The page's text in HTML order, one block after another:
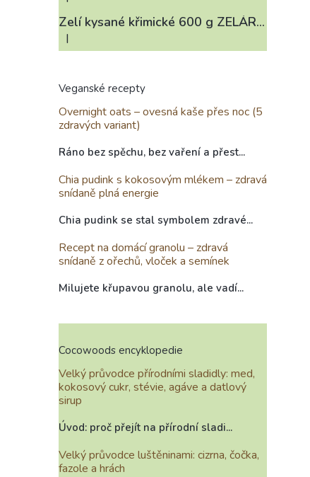
Zelí kysané křimické 600 g ZELÁRNA LOBKOWICZ
Hodnocení produktu je 4 z 5 hvězdiček.
|
Veganské recepty
Overnight oats – ovesná kaše přes noc (5
zdravých variant)
Ráno bez spěchu, bez vaření a přest...
Chia pudink s kokosovým mlékem – zdravá
snídaně plná energie
Chia pudink se stal symbolem zdravé...
Recept na domácí granolu – zdravá
snídaně z ořechů, vloček a semínek
Milujete křupavou granolu, ale vadí...
Cocowoods encyklopedie
Velký průvodce přírodními sladidly: med,
kokosový cukr, stévie, agáve a datlový
sirup
Úvod: proč přejít na přírodní sladi...
Velký průvodce luštěninami: cizrna, čočka,
fazole a hrách